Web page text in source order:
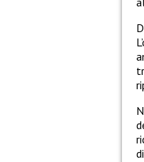
di